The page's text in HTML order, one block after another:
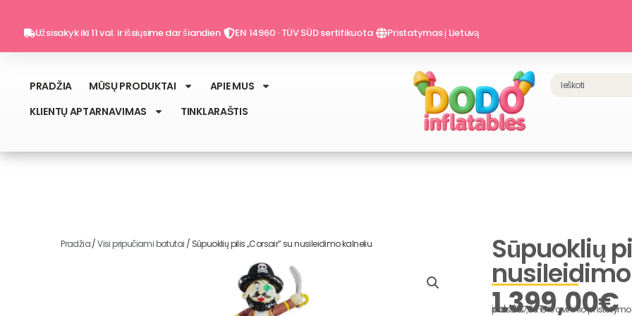
turinio Užsisakyk iki 11 val. ir išsiųsime dar šiandien EN 14960 · TÜV SÜD sertifikuota Pristatymas į Lietuvą
PRADŽIA MŪSŲ PRODUKTAI
APIE MUS
KLIENTŲ APTARNAVIMAS
TINKLARAŠTIS
Search
Pradžia/Visi pripučiami batutai / Sūpuoklių pilis „Corsair” su nusileidimo kalneliu Sūpuoklių
1.399,00€
incl. 19% VAT
plius 287,00 € krovininio